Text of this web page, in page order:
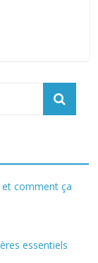
et comment ça
essentiels